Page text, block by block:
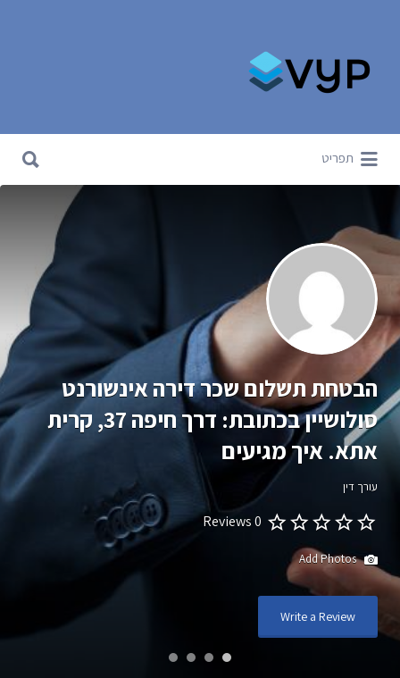
תפריט
הבטחת תשלום שכר דירה אינשורנט
סולושיין בכתובת: דרך חיפה 37, קרית
אתא. איך מגיעים
עורך דין
0 Reviews
Add Photos
Write a Review